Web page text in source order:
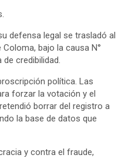
defensa legal se trasladó al
bajo la causa N°
credibilidad.
política. Las
forzar la votación y el
borrar del registro a
la base de datos que
y contra el fraude,